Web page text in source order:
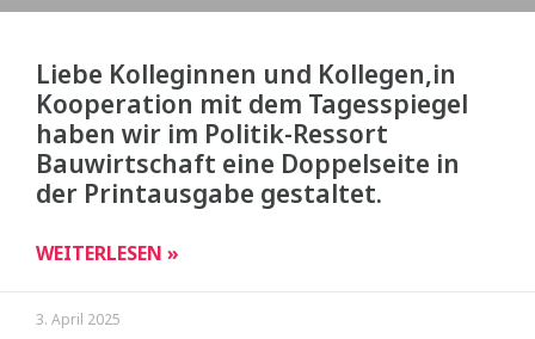
Liebe Kolleginnen und Kollegen,in
Kooperation mit dem Tagesspiegel
haben wir im Politik-Ressort
Bauwirtschaft eine Doppelseite in
der Printausgabe gestaltet.
WEITERLESEN »
3. April 2025